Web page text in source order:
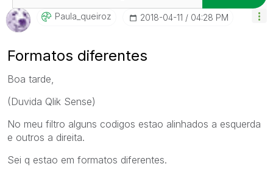
Paula_queiroz ‎2018-04-11 04:28 PM
Formatos diferentes
Boa tarde,
(Duvida Qlik Sense)
No meu filtro alguns codigos estao alinhados a esquerda
e outros a direita.
Sei q estao em formatos diferentes.